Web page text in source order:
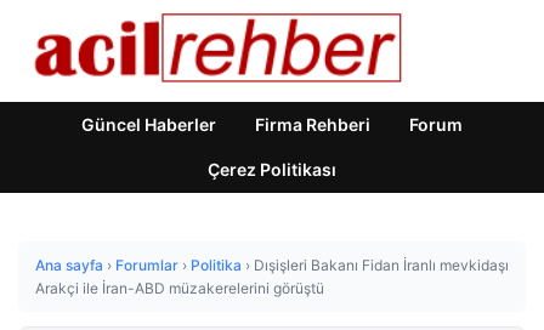
Güncel Haberler Firma Rehberi Forum
Çerez Politikası
Ana sayfa › Forumlar › Politika › Dışişleri Bakanı Fidan İranlı mevkidaşı
Arakçi ile İran-ABD müzakerelerini görüştü